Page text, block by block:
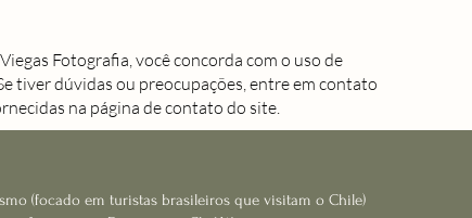
Fotografia, você concorda com o uso de
tiver dúvidas ou preocupações, entre em contato
na página de contato do site.
(focado em turistas brasileiros que visitam o Chile)